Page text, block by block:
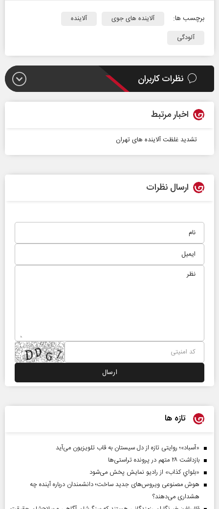
برچسب ها: آلاینده‌ های جوی
آلاینده
آلودگی
نظرات کاربران
اخبار مرتبط
تشدید غلظت آلاینده‌ های تهران
ارسال نظرات
تازه ها
«آسباد»؛ روایتی تازه از دل سیستان به قاب تلویزیون می‌آید
بازداشت ۲۸ متهم در پرونده تراستی‌ها
«بلواي کذاب» از رادیو نمایش پخش می‌شود
هوش مصنوعی ویروس‌های جدید ساخت؛ دانشمندان درباره آینده چه
هشداری می‌دهند؟